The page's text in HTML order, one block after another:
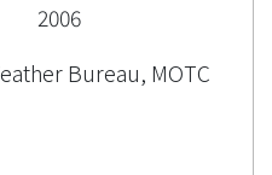
2006
Bureau, MOTC